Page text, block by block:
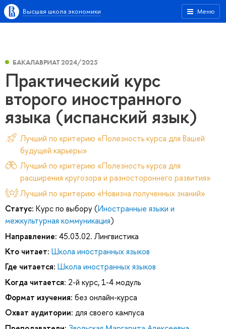
Меню
Высшая школа экономики
БАКАЛАВРИАТ 2024/2025
Практический курс
второго иностранного
языка (испанский язык)
Лучший по критерию «Полезность курса для Вашей
будущей карьеры»
Лучший по критерию «Полезность курса для
расширения кругозора и разностороннего развития»
Лучший по критерию «Новизна полученных знаний»
Статус: Курс по выбору (Иностранные языки и
межкультурная коммуникация)
Направление: 45.03.02. Лингвистика
Кто читает: Школа иностранных языков
Где читается: Школа иностранных языков
Когда читается: 2-й курс, 1-4 модуль
Формат изучения: без онлайн-курса
Охват аудитории: для своего кампуса